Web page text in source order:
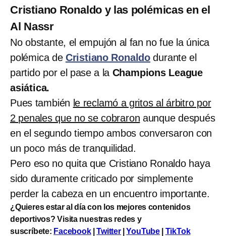
Cristiano Ronaldo y las polémicas en el
Al Nassr
No obstante, el empujón al fan no fue la única
polémica de Cristiano Ronaldo durante el
partido por el pase a la Champions League
asiática.
Pues también le reclamó a gritos al árbitro por
2 penales que no se cobraron aunque después
en el segundo tiempo ambos conversaron con
un poco más de tranquilidad.
Pero eso no quita que Cristiano Ronaldo haya
sido duramente criticado por simplemente
perder la cabeza en un encuentro importante.
¿Quieres estar al día con los mejores contenidos
deportivos? Visita nuestras redes y
suscríbete: Facebook|Twitter|YouTube TikTok